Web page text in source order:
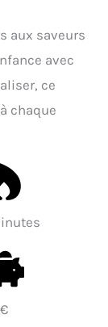
aux saveurs
avec
ce
chaque
€